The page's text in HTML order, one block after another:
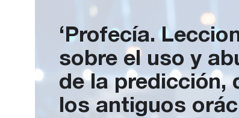
‘Profecía.
sobre el uso y
de la predicción,
los antiguos